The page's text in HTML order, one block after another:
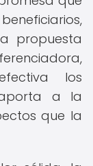
propuesta
los
a la
que la